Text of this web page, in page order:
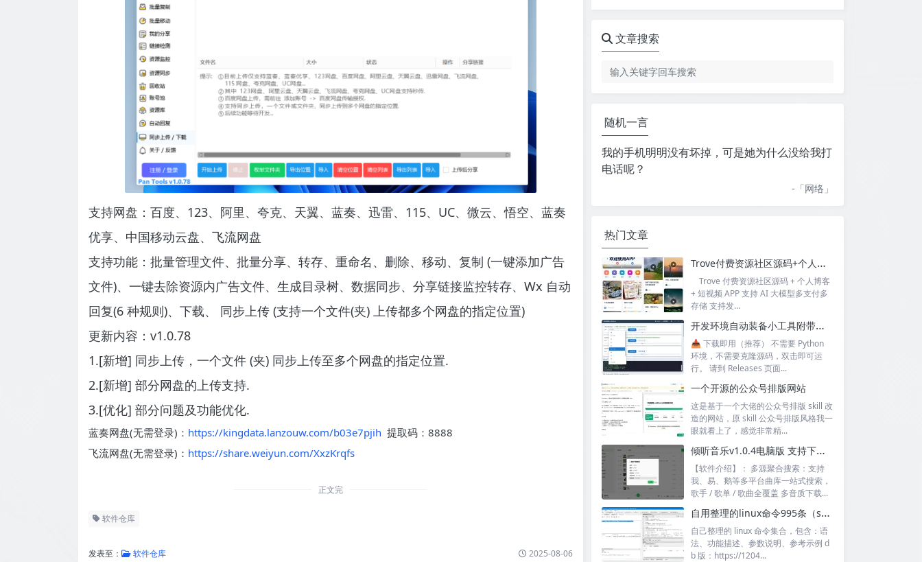
支持网盘：百度、123、阿里、夸克、天翼、蓝奏、迅雷、115、UC、微云、悟空、蓝奏
优享、中国移动云盘、飞流网盘
支持功能：批量管理文件、批量分享、转存、重命名、删除、移动、复制 (一键添加广告
文件)、一键去除资源内广告文件、生成目录树、数据同步、分享链接监控转存、Wx 自动
回复(6 种规则)、下载、
同步上传 (支持一个文件(夹) 上传都多个网盘的指定位置)
更新内容：v1.0.78
1.[新增] 同步上传，一个文件 (夹) 同步上传至多个网盘的指定位置.
2.[新增] 部分网盘的上传支持.
3.[优化] 部分问题及功能优化.
蓝奏网盘(无需登录)： https://kingdata.lanzouw.com/b03e7pjih 提取码：8888
飞流网盘(无需登录)： https://share.weiyun.com/XxzKrqfs
正文完
软件仓库
发表至： 软件仓库 2025-08-06
文章搜索
随机一言
我的手机明明没有坏掉，可是她为什么没给我打
电话呢？
-「网络 」
热门文章
Trove付费资源社区源码+个人博客+短视频 APP 支持AI大模型多支付多存储
Trove 付费资源社区源码 + 个人博客
+ 短视频 APP 支持 AI 大模型多支付多
存储 支持发...
开发环境自动装备小工具附带源码
📥 下载即用（推荐） 不需要 Python
环境，不需要克隆源码，双击即可运
行。 请到 Releases 页面...
一个开源的公众号排版网站
这是基于一个大佬的公众号排版 skill 改
造的网站，原 skill 公众号排版风格我一
眼就看上了，感觉非常精...
倾听音乐v1.0.4电脑版 支持下载无损音质 可听可下有歌词
【软件介绍】： 多源聚合搜索：支持
我、易、鹅等多平台曲库一站式搜索，
歌手 / 歌单 / 歌曲全覆盖 多音质下载...
自用整理的linux命令995条（sql+excel）
自己整理的 linux 命令集合，包含：语
法、功能描述、参数说明、参考示例 d
b 版：https://1204...